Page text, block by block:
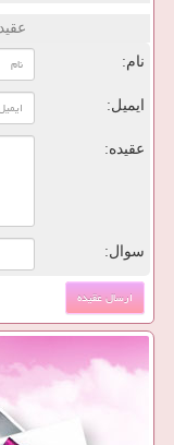
نام:
ایمیل:
عقیده:
سوال: